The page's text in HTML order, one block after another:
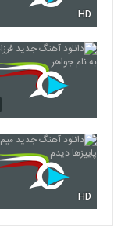
6462
6464
6465
HD
HD